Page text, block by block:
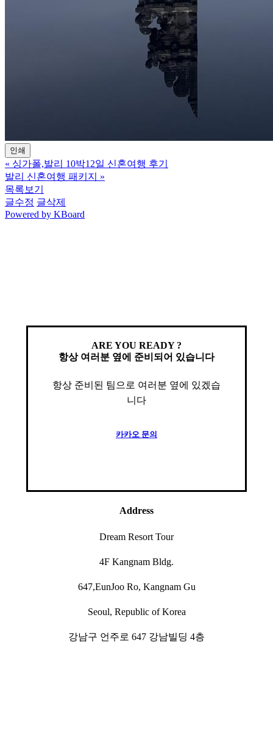
인쇄
« 싱가폴,발리 10박12일 신혼여행 후기
발리 신혼여행 패키지
»
목록보기
글수정 글삭제
Powered by KBoard
ARE YOU READY ?
항상 여러분 옆에 준비되어 있습니다
항상 준비된 팀으로 여러분 옆에 있겠습
니다
카카오 문의
Address
Dream Resort Tour
4F Kangnam Bldg.
647,EunJoo Ro, Kangnam Gu
Seoul, Republic of Korea
강남구 언주로 647 강남빌딩 4층